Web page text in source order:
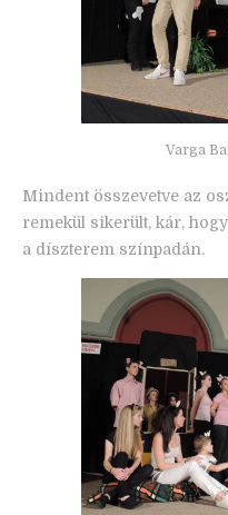
Varga
Mindent összevetve az
remekül sikerült, kár,
a díszterem színpadán.